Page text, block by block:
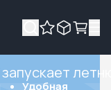
Удобная